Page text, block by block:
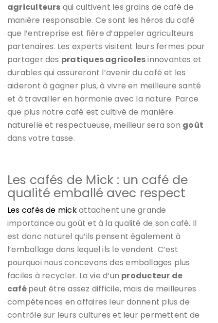
agriculteurs qui cultivent les grains de café de
manière responsable. Ce sont les héros du café
que l’entreprise est fière d’appeler agriculteurs
partenaires. Les experts visitent leurs fermes pour
partager des pratiques agricolesinnovantes et
durables qui assureront l’avenir du café et les
aideront à gagner plus, à vivre en meilleure santé
et à travailler en harmonie avec la nature. Parce
que plus notre café est cultivé de manière
naturelle et respectueuse, meilleur sera son goût
dans votre tasse.
Les cafés de Mick : un café de
qualité emballé avec respect
Les cafés de mickattachent une grande
importance au goût et à la qualité de son café. Il
est donc naturel qu’ils pensent également à
l’emballage dans lequel ils le vendent. C’est
pourquoi nous concevons des emballages plus
faciles à recycler. La vie d’un producteur de
cafépeut être assez difficile, mais de meilleures
compétences en affaires leur donnent plus de
contrôle sur leurs cultures et leur permettent de